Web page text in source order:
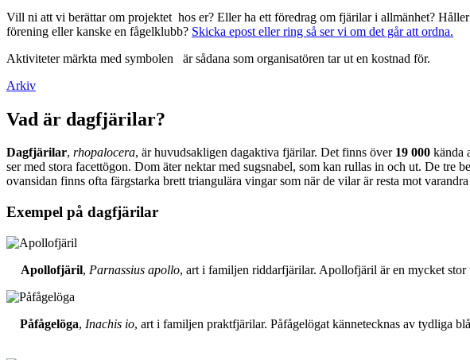
Vill ni att vi berättar om projektet hos er? Eller ha ett föredrag om fjärilar i allmänhet?
förening eller kanske en fågelklubb? Skicka epost eller ring så ser vi om det går att ordna.
Aktiviteter märkta med symbolen
är sådana som organisatören tar ut en kostnad för.
Arkiv
Vad är dagfjärilar?
Dagfjärilar, rhopalocera, är huvudsakligen dagaktiva fjärilar. Det finns över 19 000 kända
ser med stora facettögon. Dom äter nektar med sugsnabel, som kan rullas in och ut. De tre
ovansidan finns ofta färgstarka brett triangulära vingar som när de vilar är resta mot
Exempel på dagfjärilar
Apollofjäril, Parnassius apollo, art i familjen riddarfjärilar. Apollofjäril är en mycket stor
Påfågelöga, Inachis io, art i familjen praktfjärilar. Påfågelögat kännetecknas av tydliga